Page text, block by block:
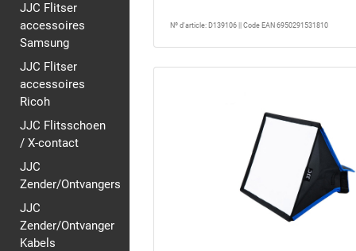
JJC Flitser
accessoires
Samsung
JJC Flitser
accessoires
Ricoh
JJC Flitsschoen
/ X-contact
JJC
Zender/Ontvangers
JJC
Zender/Ontvanger
Kabels
Nº d'article: D139106 || Code EAN 6950291531810